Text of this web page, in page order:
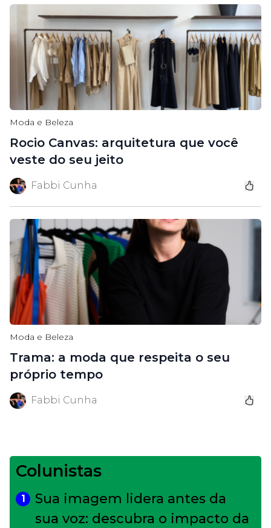
Moda e Beleza
Rocio Canvas: arquitetura que você
veste do seu jeito
Fabbi Cunha
Moda e Beleza
Trama: a moda que respeita o seu
próprio tempo
Fabbi Cunha
Colunistas
1
Sua imagem lidera antes da
sua voz: descubra o impacto da